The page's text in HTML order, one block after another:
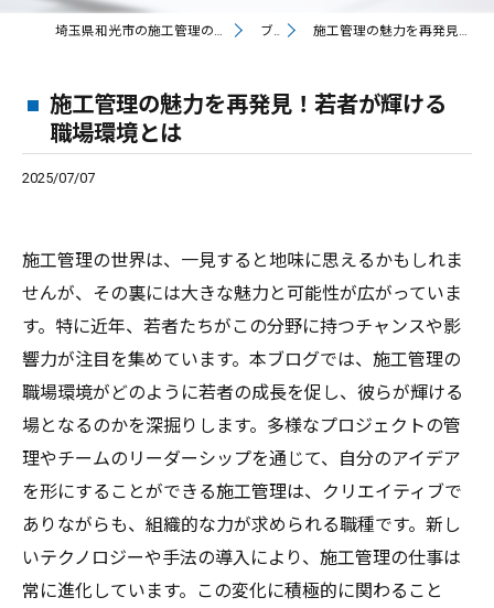
埼玉県和光市の施工管理の求人なら紀和建設工業株式会社 ブログ 施工管理の魅力を再発見！若者が輝ける職場環境とは
施工管理の魅力を再発見！若者が輝ける
職場環境とは
2025/07/07
施工管理の世界は、一見すると地味に思えるかもしれま
せんが、その裏には大きな魅力と可能性が広がっていま
す。特に近年、若者たちがこの分野に持つチャンスや影
響力が注目を集めています。本ブログでは、施工管理の
職場環境がどのように若者の成長を促し、彼らが輝ける
場となるのかを深掘りします。多様なプロジェクトの管
理やチームのリーダーシップを通じて、自分のアイデア
を形にすることができる施工管理は、クリエイティブで
ありながらも、組織的な力が求められる職種です。新し
いテクノロジーや手法の導入により、施工管理の仕事は
常に進化しています。この変化に積極的に関わること